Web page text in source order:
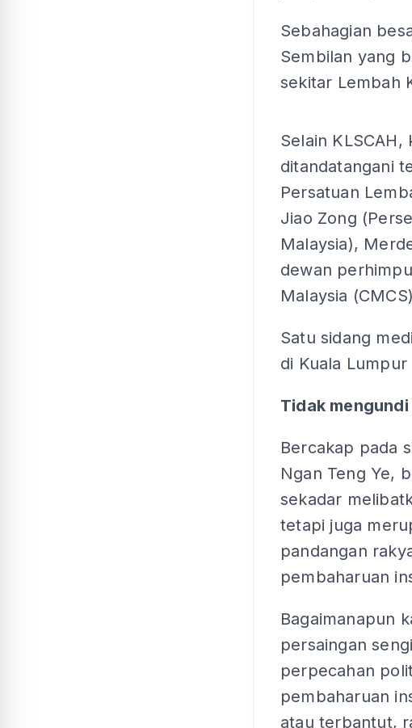
Sebahagian
Sembilan yang
sekitar Lembah
Selain
ditandatangani
Persatuan
Jiao Zong
Malaysia),
dewan
Malaysia
Satu sidang
di Kuala Lumpur
Tidak
Bercakap pada
Ngan Teng Ye,
sekadar
tetapi juga
pandangan
pembaharuan
Bagaimanapun
persaingan
perpecahan
pembaharuan
atau terbantut,